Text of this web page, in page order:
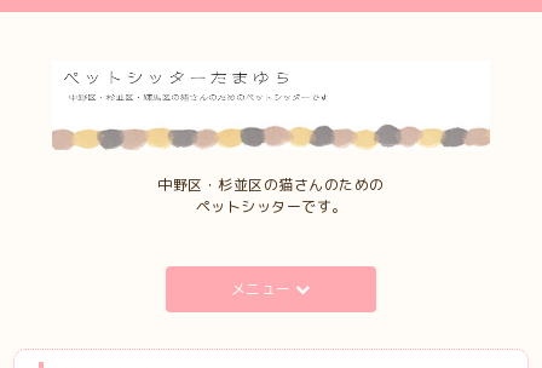
中野区・杉並区の猫さんのための
ペットシッターです。
メニュー